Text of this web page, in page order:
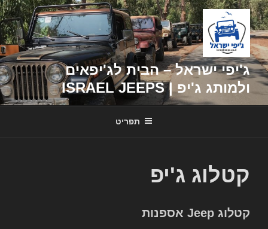
דילוג
לתוכן
ג'יפי ישראל – הבית לג'יפאים
ולמותג ג'יפ | ISRAEL JEEPS
תפריט
קטלוג ג'יפ
קטלוג Jeep אספנות